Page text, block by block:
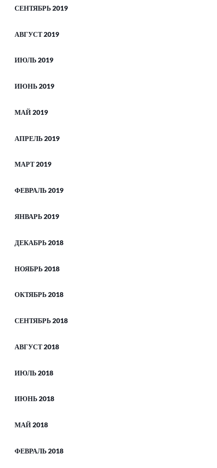
СЕНТЯБРЬ 2019
АВГУСТ 2019
ИЮЛЬ 2019
ИЮНЬ 2019
МАЙ 2019
АПРЕЛЬ 2019
МАРТ 2019
ФЕВРАЛЬ 2019
ЯНВАРЬ 2019
ДЕКАБРЬ 2018
НОЯБРЬ 2018
ОКТЯБРЬ 2018
СЕНТЯБРЬ 2018
АВГУСТ 2018
ИЮЛЬ 2018
ИЮНЬ 2018
МАЙ 2018
ФЕВРАЛЬ 2018